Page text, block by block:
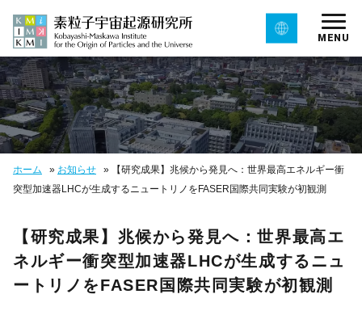
MENU
ホーム » お知らせ »
【研究成果】兆候から発見へ：世界最高エネルギー衝
突型加速器LHCが生成するニュートリノをFASER国際共同実験が初観測
【研究成果】兆候から発見へ：世界最高エ
ネルギー衝突型加速器LHCが生成するニュ
ートリノをFASER国際共同実験が初観測